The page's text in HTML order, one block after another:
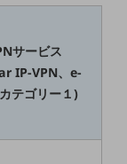
サービス
IP-VPN、e-
テゴリー１)